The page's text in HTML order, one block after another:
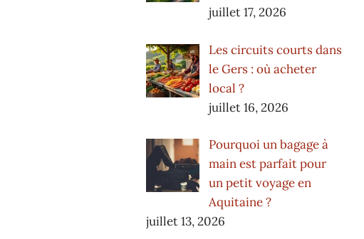
juillet 17, 2026
Les circuits courts dans
le Gers : où acheter
local ?
juillet 16, 2026
Pourquoi un bagage à
main est parfait pour
un petit voyage en
Aquitaine ?
juillet 13, 2026